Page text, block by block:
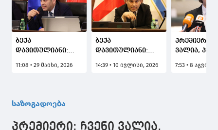
ბექა
დავითულიანი:
დანაშაული არის
აფარებს შესაძლო
დამნაშავეებს, რაც
ხელისუფლების
11:08 • 29 მაისი, 2026
ბექა
დავითულიანი:
14:39 • 10 ივლისი, 2026
პრემიერი:
ვალია,
აგვისტოს
7:53 • 8
საზოგადოება
პრემიერი: ჩვენი ვალია,